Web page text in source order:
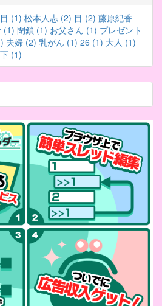
(1) 松本人志 (2) 目 (2) 藤原紀香
(1) 閉鎖 (1) お父さん (1) プレゼント
夫婦 (2) 乳がん (1) 26 (1) 大人 (1)
(1)